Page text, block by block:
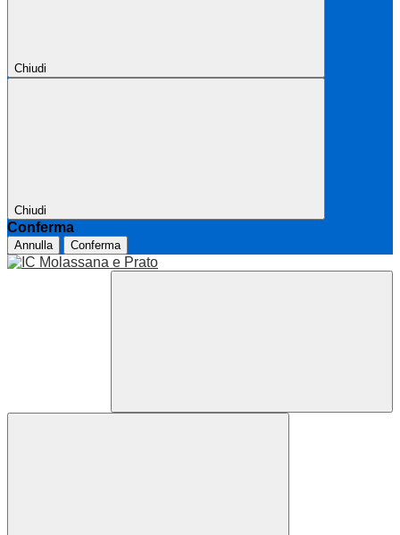
Chiudi
Chiudi
Conferma
Annulla Conferma